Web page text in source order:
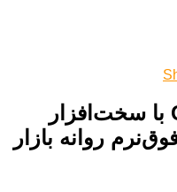
پرواز قدرت: ریلمی GT7 با سخت‌افزار
روانه بازار